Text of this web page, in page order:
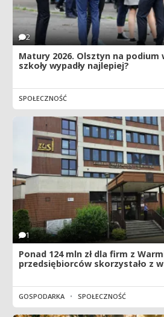
2
Matury 2026. Olsztyn na
szkoły wypadły najlepiej?
SPOŁECZNOŚĆ
1
Ponad 124 mln zł dla firm z
przedsiębiorców skorzystało z
GOSPODARKA • SPOŁECZNOŚĆ